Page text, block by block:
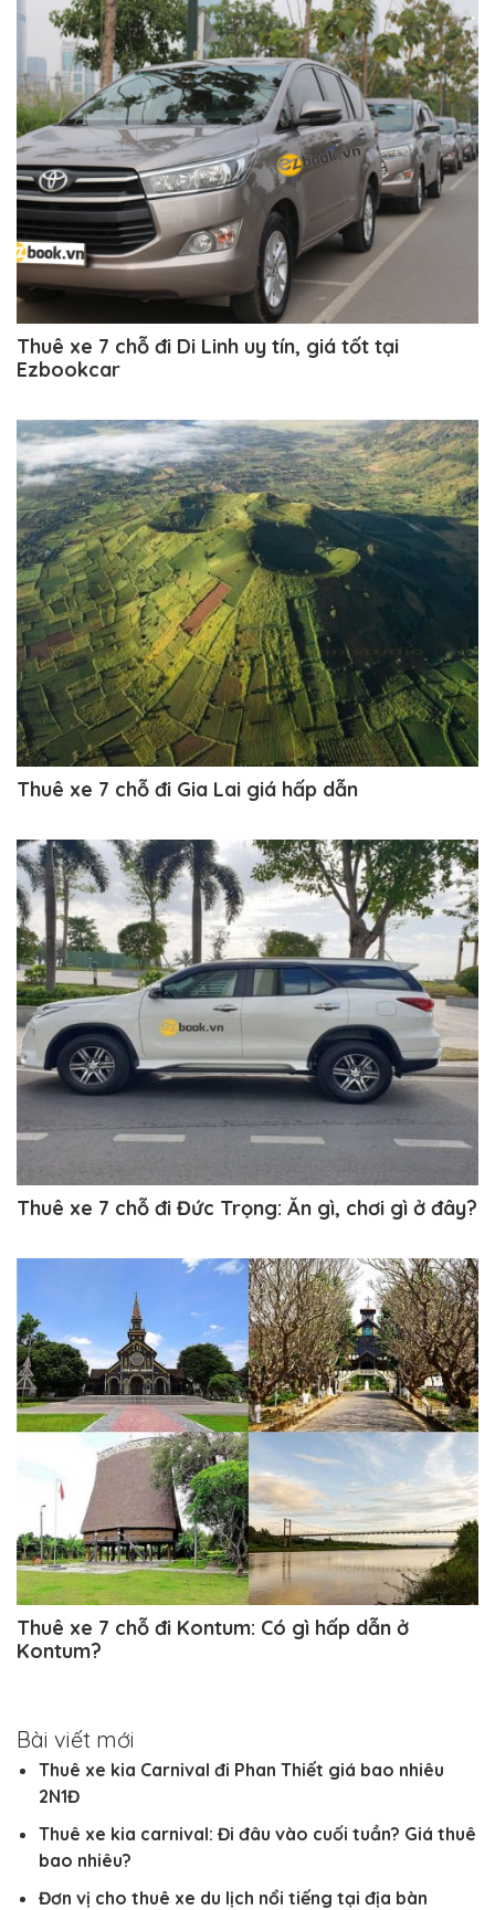
Thuê xe 7 chỗ đi Di Linh uy tín, giá tốt tại
Ezbookcar
Thuê xe 7 chỗ đi Gia Lai giá hấp dẫn
Thuê xe 7 chỗ đi Đức Trọng: Ăn gì, chơi gì ở đây?
Thuê xe 7 chỗ đi Kontum: Có gì hấp dẫn ở
Kontum?
Bài viết mới
Thuê xe kia Carnival đi Phan Thiết giá bao nhiêu
2N1Đ
Thuê xe kia carnival: Đi đâu vào cuối tuần? Giá thuê
bao nhiêu?
Đơn vị cho thuê xe du lịch nổi tiếng tại địa bàn